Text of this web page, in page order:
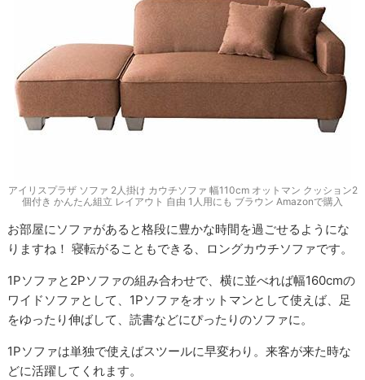
アイリスプラザ ソファ 2人掛け カウチソファ 幅110cm オットマン クッション2
個付き かんたん組立 レイアウト 自由 1人用にも ブラウン Amazonで購入
お部屋にソファがあると格段に豊かな時間を過ごせるようにな
りますね！ 寝転がることもできる、ロングカウチソファです。
1Pソファと2Pソファの組み合わせで、横に並べれば幅160cmの
ワイドソファとして、1Pソファをオットマンとして使えば、足
をゆったり伸ばして、読書などにぴったりのソファに。
1Pソファは単独で使えばスツールに早変わり。来客が来た時な
どに活躍してくれます。